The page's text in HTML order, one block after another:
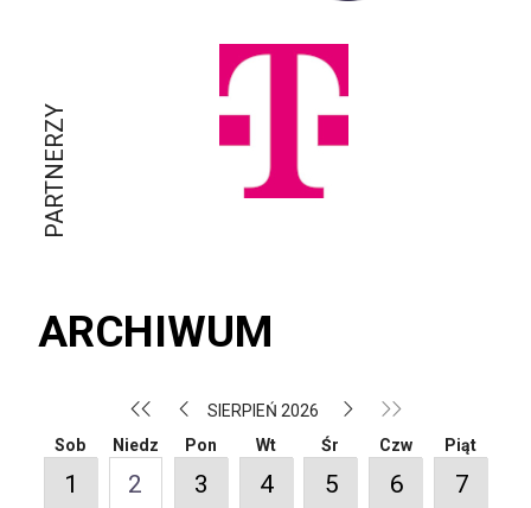
PARTNERZY
ARCHIWUM
SIERPIEŃ 2026
Sob
1
Niedz
2
Pon
3
Wt
4
Śr
5
Czw
6
Piąt
7